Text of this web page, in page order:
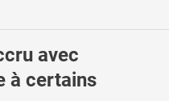
avec
à certains